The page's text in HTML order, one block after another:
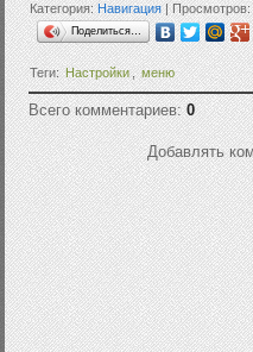
Категория:Навигация|
Поделиться…
Теги:Настройки,меню
Всего комментариев:0
Добавлять